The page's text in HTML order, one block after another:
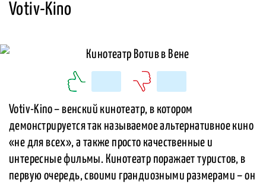
Votiv-Kino
Votiv-Kino – венский кинотеатр, в котором
демонстрируется так называемое альтернативное кино
«не для всех», а также просто качественные и
интересные фильмы. Кинотеатр поражает туристов, в
первую очередь, своими грандиозными размерами – он